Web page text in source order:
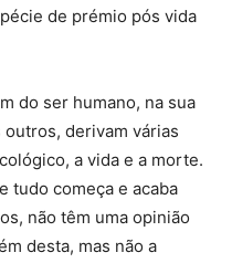
de prémio pós vida
do ser humano, na sua
derivam várias
a vida e a morte.
tudo começa e acaba
não têm uma opinião
desta, mas não a